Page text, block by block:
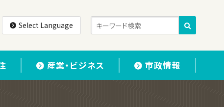
Select Language
産業・ビジネス 市政情報